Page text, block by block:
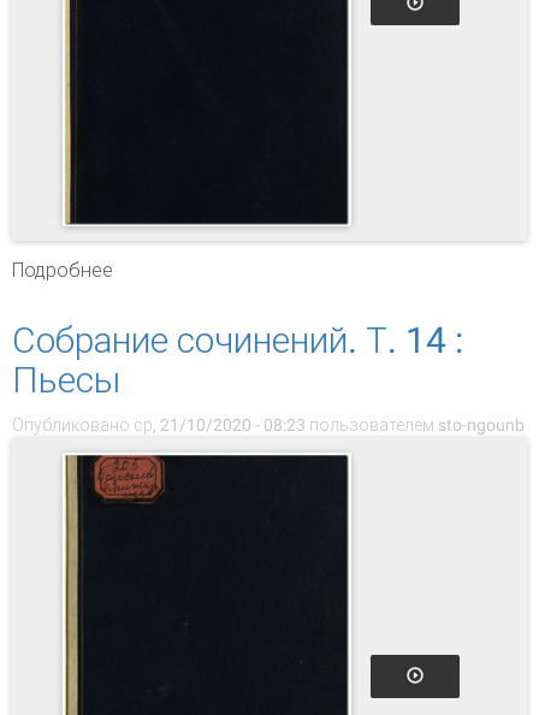
Подробнее
Собрание сочинений. Т. 14 :
Пьесы
Опубликовано ср, 21/10/2020 - 08:23 пользователем sto-ngounb